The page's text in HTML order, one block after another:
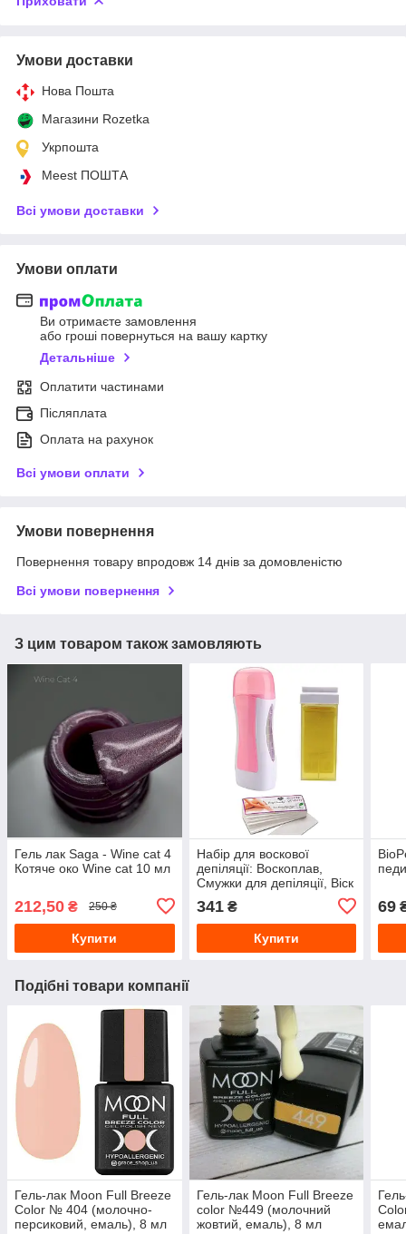
Умови доставки
Нова Пошта
Магазини Rozetka
Укрпошта
Meest ПОШТА
Всі умови доставки
Умови оплати
Ви отримаєте замовлення
або гроші повернуться на вашу картку
Детальніше
Оплатити частинами
Післяплата
Оплата на рахунок
Всі умови оплати
Умови повернення
Повернення товару впродовж 14 днів за домовленістю
Всі умови повернення
З цим товаром також замовляють
Гель лак Saga - Wine cat 4
Котяче око Wine cat 10 мл
212,50 ₴ 250 ₴
Купити
Набір для воскової
депіляції: Воскоплав,
Смужки для депіляції, Віск
воском
341₴
Купити
69
Подібні товари компанії
Гель-лак Moon Full Breeze
Color № 404 (молочно-
персиковий, емаль), 8 мл
Гель-лак Moon Full Breeze
color №449 (молочний
жовтий, емаль), 8 мл